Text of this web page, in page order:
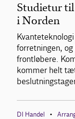
Studietur
i Norden
forretningen,
frontløbere.
kommer helt
DI Handel •